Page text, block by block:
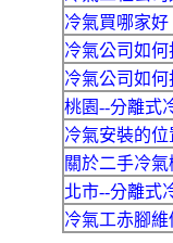
冷氣買哪家好
冷氣公司如何
冷氣公司如何
桃園--分離式
冷氣安裝的位
關於二手冷
北市--分離式
冷氣工赤腳